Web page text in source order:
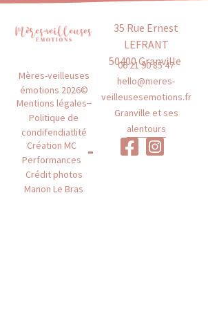
Mères-veilleuses
émotions 2026©
Mentions légales
Politique de
condifendiatlité
Création MC
Performances
Crédit photos
Manon Le Bras
35 Rue Ernest
LEFRANT
50400 Granville
06 21 90 85 47
hello@meres-
veilleusesemotions.fr
Granville et ses
alentours